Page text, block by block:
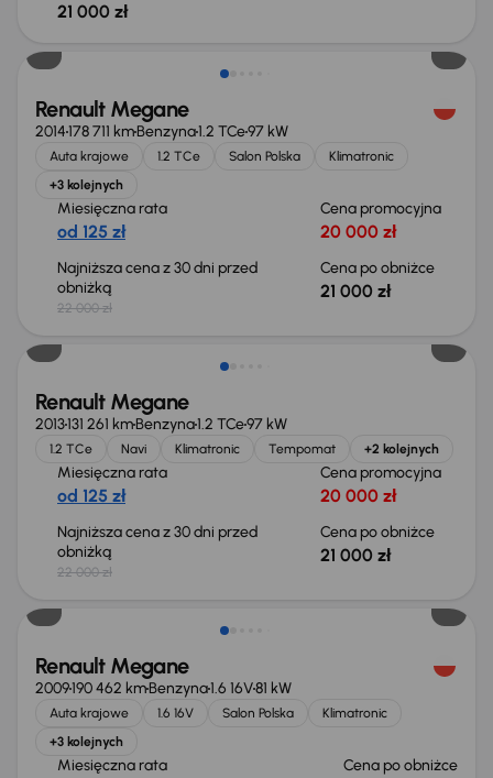
21 000 zł
Renault Megane
2014178 711 kmBenzyna1.2 TCe97 kW
Auta krajowe 1.2 TCe Salon Polska
Klimatronic
+3 kolejnych
Miesięczna rata
od 125 zł
Cena promocyjna
20 000 zł
Najniższa cena z 30 dni przed
obniżką
22 000 zł
Cena po obniżce
21 000 zł
Taniej o 1 000 zł
Renault Megane
2013131 261 kmBenzyna1.2 TCe97 kW
1.2 TCe Navi Klimatronic Tempomat +2 kolejnych
Miesięczna rata
od 125 zł
Cena promocyjna
20 000 zł
Najniższa cena z 30 dni przed
obniżką
22 000 zł
Cena po obniżce
21 000 zł
Taniej o 1 000 zł
Renault Megane
2009190 462 kmBenzyna1.6 16V81 kW
Auta krajowe 1.6 16V Salon Polska
Klimatronic
+3 kolejnych
Miesięczna rata Cena po obniżce